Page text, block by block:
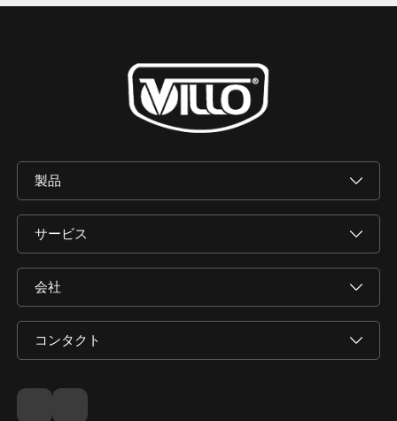
製品
サービス
会社
コンタクト